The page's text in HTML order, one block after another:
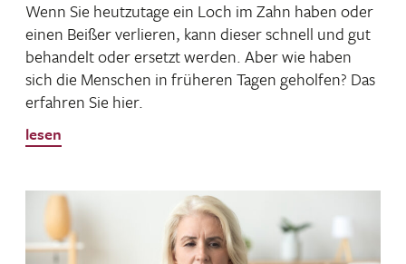
Wenn Sie heut­zu­tage ein Loch im Zahn haben oder
einen Beißer verlieren, kann dieser schnell und gut
behan­delt oder ersetzt werden. Aber wie haben
sich die Menschen in früheren Tagen geholfen? Das
erfahren Sie hier.
lesen